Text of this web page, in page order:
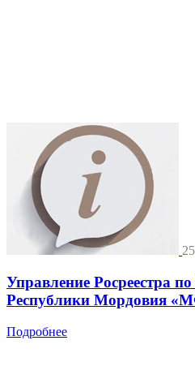
Управление Росреестра
Республики Мордовия
Подробнее